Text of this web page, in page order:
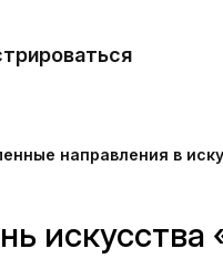
направления в